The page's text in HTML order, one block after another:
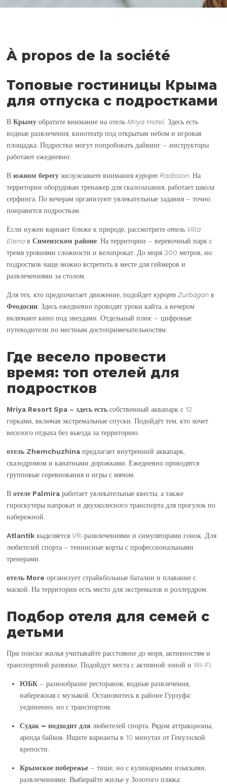
À propos de la société
Топовые гостиницы Крыма
для отпуска с подростками
ВКрыму обратите внимание на отель Mriya Hotel . Здесь есть
водные развлечения, кинотеатр под открытым небом и игровая
площадка. Подростки могут попробовать дайвинг – инструкторы
работают ежедневно.
Вюжном берегу заслуживает вниманиякурорт Radisson . На
территории оборудован тренажер для скалолазания, работает школа
серфинга. По вечерам организуют увлекательные задания – точно
понравится подросткам.
Если нужен вариант ближе к природе, рассмотритеотель Villa
Elena вСимеизском районе . На территории – веревочный парк с
тремя уровнями сложности и велопрокат. До моря 300 метров, но
подростков чаще можно встретить в месте для геймеров и
развлечениями за столом.
Для тех, кто предпочитает движение, подойдеткурорт Zurbagan в
Феодосии . Здесь ежедневно проводят уроки кайта, а вечером
включают кино под звездами. Отдельный плюс – цифровые
путеводители по местным достопримечательностям.
Где весело провести
время: топ отелей для
подростков
Mriya Resort Spa – здесь есть собственный аквапарк с 12
горками, включая экстремальные спуски. Подойдёт тем, кто хочет
веселого отдыха без выезда за территорию.
отель Zhemchuzhina предлагает внутренний аквапарк,
скалодромом и канатными дорожками. Ежедневно проводятся
групповые соревнования и игры с мячом.
Вотеле Palmira работает увлекательные квесты, а также
гироскутеры напрокат и двухколесного транспорта для прогулок по
набережной.
Atlantik выделяется VR-развлечениями и симуляторами гонок. Для
любителей спорта – теннисные корты с профессиональными
тренерами.
отель More организует страйкбольные баталии и плавание с
маской. На территории есть место для экстремалов и роллердром.
Подбор отеля для семей с
детьми
При поиске жилья учитывайте расстояние до моря, активностям и
транспортной развязке. Подойдут места с активной зоной и Wi-Fi.
ЮБК – разнообразие ресторанов, водные развлечения,
набережная с музыкой. Остановитесь в районе Гурзуфа:
уединенно, но с транспортом.
Судак – подходит для любителей спорта. Рядом аттракционы,
аренда байков. Ищите варианты в 10 минутах от Генуэзской
крепости.
Крымское побережье – тише, но с кулинарными изысками,
развлечениями. Выбирайте жилье у Золотого пляжа: